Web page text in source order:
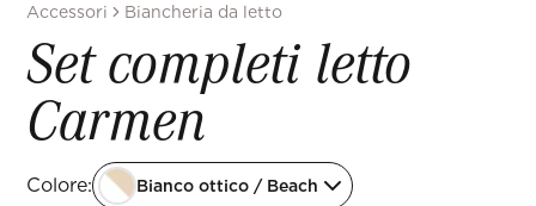
Accessori Biancheria da letto
Set completi letto
Carmen
Colore: Bianco ottico / Beach